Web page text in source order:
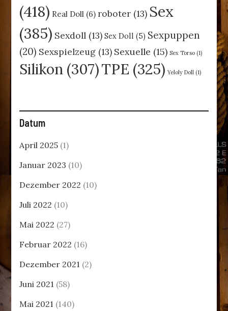
(418) Real Doll (6) roboter (13) Sex
(385) Sexdoll (13) Sex Doll (5) Sexpuppen
(20) Sexspielzeug (13) Sexuelle (15) Sex Torso (1)
Silikon (307)TPE (325) Yeloly Doll (1)
Datum
April 2025 (1)
Januar 2023 (10)
Dezember 2022 (10)
Juli 2022 (10)
Mai 2022 (27)
Februar 2022 (16)
Dezember 2021 (2)
Juni 2021 (58)
Mai 2021 (140)